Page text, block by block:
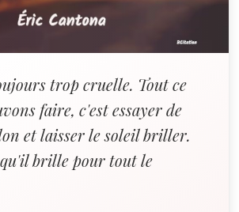
trop cruelle. Tout ce
faire, c'est essayer de
et laisser le soleil briller.
brille pour tout le